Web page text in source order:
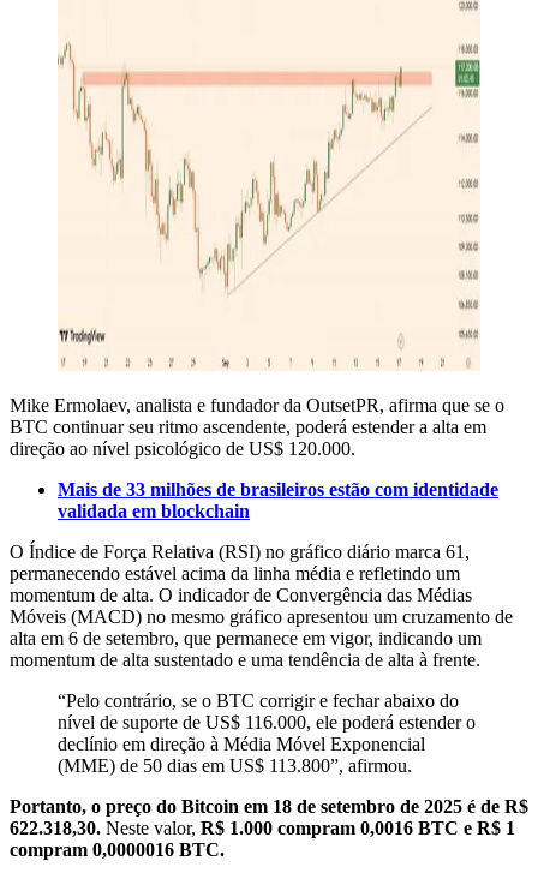
Mike Ermolaev, analista e fundador da OutsetPR, afirma que se o
BTC continuar seu ritmo ascendente, poderá estender a alta em
direção ao nível psicológico de US$ 120.000.
Mais de 33 milhões de brasileiros estão com identidade
validada em blockchain
O Índice de Força Relativa (RSI) no gráfico diário marca 61,
permanecendo estável acima da linha média e refletindo um
momentum de alta. O indicador de Convergência das Médias
Móveis (MACD) no mesmo gráfico apresentou um cruzamento de
alta em 6 de setembro, que permanece em vigor, indicando um
momentum de alta sustentado e uma tendência de alta à frente.
“Pelo contrário, se o BTC corrigir e fechar abaixo do
nível de suporte de US$ 116.000, ele poderá estender o
declínio em direção à Média Móvel Exponencial
(MME) de 50 dias em US$ 113.800”, afirmou.
Portanto, o preço do Bitcoin em 18 de setembro de 2025 é de R$
622.318,30. Neste valor, R$ 1.000 compram 0,0016 BTC e R$ 1
compram 0,0000016 BTC.